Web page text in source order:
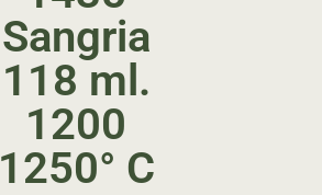
Sangria
118 ml.
1200
1250° C